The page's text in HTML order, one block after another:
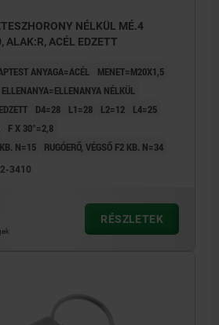
NÉLKÜL MÉ.4
ALAK:R, ACÉL EDZETT
ANYAGA=ACÉL
MENET=M20X1,5
ELLENANYA=ELLENANYA NÉLKÜL
D4=28 L1=28 L2=12
L4=25
F X 30°=2,8
N=15
RUGÓERŐ, VÉGSŐ F2 KB. N=34
3410
RÉSZLETEK